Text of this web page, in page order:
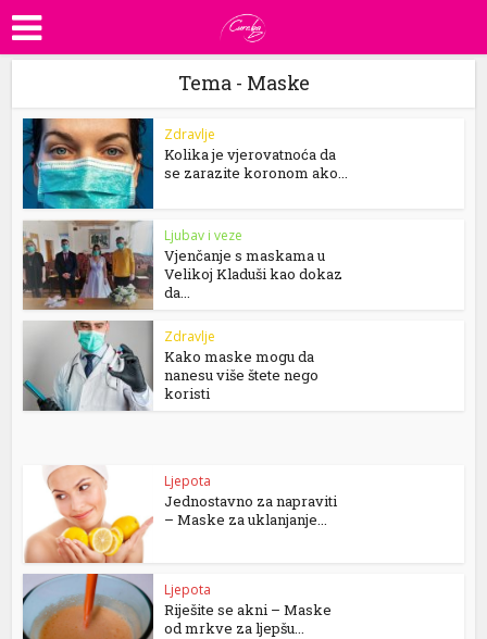
Tema - Maske
Zdravlje
Kolika je vjerovatnoća da
se zarazite koronom ako...
Ljubav i veze
Vjenčanje s maskama u
Velikoj Kladuši kao dokaz
da...
Zdravlje
Kako maske mogu da
nanesu više štete nego
koristi
Ljepota
Jednostavno za napraviti
– Maske za uklanjanje...
Ljepota
Riješite se akni – Maske
od mrkve za ljepšu...